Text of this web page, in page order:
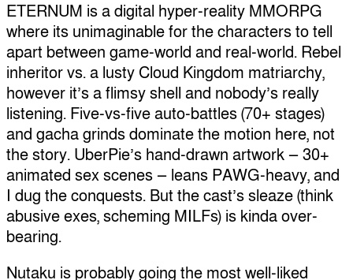
ETERNUM is a digital hyper-reality MMORPG
where its unimaginable for the characters to tell
apart between game-world and real-world. Rebel
inheritor vs. a lusty Cloud Kingdom matriarchy,
however it’s a flimsy shell and nobody’s really
listening. Five-vs-five auto-battles (70+ stages)
and gacha grinds dominate the motion here, not
the story. UberPie’s hand-drawn artwork — 30+
animated sex scenes — leans PAWG-heavy, and
I dug the conquests. But the cast’s sleaze (think
abusive exes, scheming MILFs) is kinda over-
bearing.
Nutaku is probably going the most well-liked